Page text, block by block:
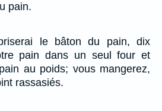
pain.
le bâton du pain, dix
pain dans un seul four et
au poids; vous mangerez,
rassasiés.